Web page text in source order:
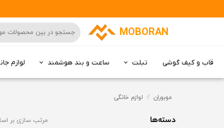
MOBORAN
قاب و کیف گوشی تبلت ساعت و بند هوشمند لوازم
موبوران لوازم خانگی
دسته‌ها مرتب سازی بر